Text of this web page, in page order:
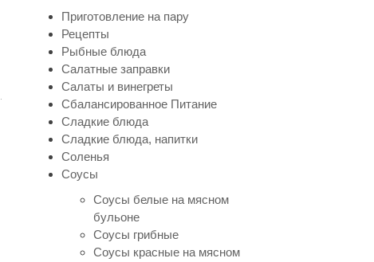
Приготовление на пару
Рецепты
Рыбные блюда
Салатные заправки
Салаты и винегреты
Сбалансированное Питание
Сладкие блюда
Сладкие блюда, напитки
Соленья
Соусы
Соусы белые на мясном
бульоне
Соусы грибные
Соусы красные на мясном